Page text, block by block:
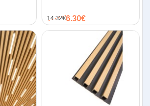
14.32€6.30€